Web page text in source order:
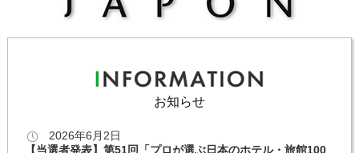
お知らせ
2026年6月2日
【当選者発表】第51回「プロが選ぶ日本のホテル・旅館100